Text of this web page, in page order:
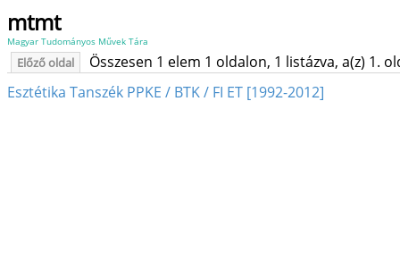
mtmt
Magyar Tudományos Művek Tára
Előző oldal
Összesen 1 elem 1 oldalon, 1 listázva, a(z) 1.
Esztétika Tanszék PPKE / BTK / FI ET [1992-2012]